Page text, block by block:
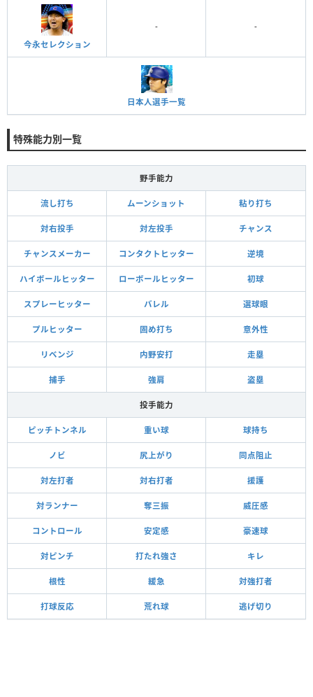
今永セレクション
- -
日本人選手一覧
特殊能力別一覧
野手能力
流し打ち ムーンショット 粘り打ち
対右投手 対左投手 チャンス
チャンスメーカー コンタクトヒッター 逆境
ハイボールヒッター ローボールヒッター 初球
スプレーヒッター バレル 選球眼
プルヒッター 固め打ち 意外性
リベンジ 内野安打 走塁
捕手 強肩 盗塁
投手能力
ピッチトンネル 重い球 球持ち
ノビ 尻上がり 同点阻止
対左打者 対右打者 援護
対ランナー 奪三振 威圧感
コントロール 安定感 豪速球
対ピンチ 打たれ強さ キレ
根性 緩急 対強打者
打球反応 荒れ球 逃げ切り